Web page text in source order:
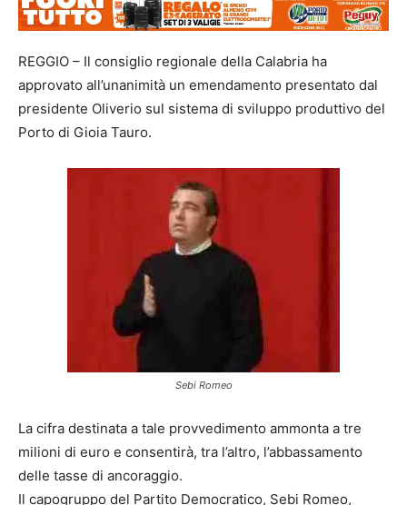
REGGIO – Il consiglio regionale della Calabria ha
approvato all’unanimità un emendamento presentato dal
presidente Oliverio sul sistema di sviluppo produttivo del
Porto di Gioia Tauro.
Sebi Romeo
La cifra destinata a tale provvedimento ammonta a tre
milioni di euro e consentirà, tra l’altro, l’abbassamento
delle tasse di ancoraggio.
Il capogruppo del Partito Democratico, Sebi Romeo,